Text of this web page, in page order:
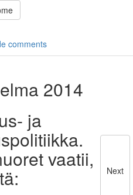
comments
2014
ja
vaatii, Next